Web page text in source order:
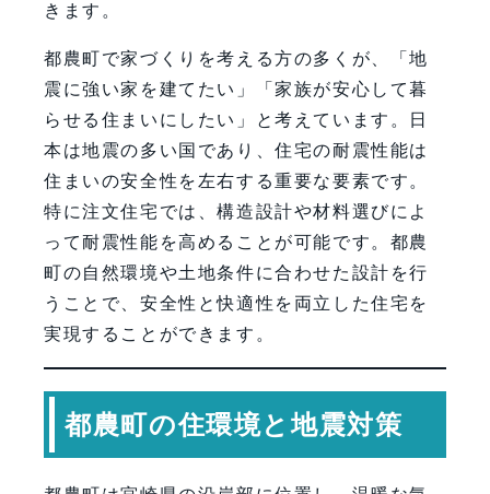
きます。
都農町で家づくりを考える方の多くが、「地
震に強い家を建てたい」「家族が安心して暮
らせる住まいにしたい」と考えています。日
本は地震の多い国であり、住宅の耐震性能は
住まいの安全性を左右する重要な要素です。
特に注文住宅では、構造設計や材料選びによ
って耐震性能を高めることが可能です。都農
町の自然環境や土地条件に合わせた設計を行
うことで、安全性と快適性を両立した住宅を
実現することができます。
都農町の住環境と地震対策